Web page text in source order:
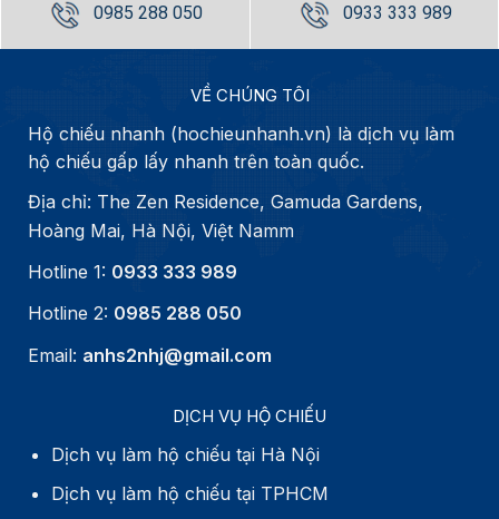
0985 288 050 0933 333 989
VỀ CHÚNG TÔI
Hộ chiếu nhanh (hochieunhanh.vn) là dịch vụ làm
hộ chiếu gấp lấy nhanh trên toàn quốc.
Địa chỉ: The Zen Residence, Gamuda Gardens,
Hoàng Mai, Hà Nội, Việt Namm
Hotline 1: 0933 333 989
Hotline 2: 0985 288 050
Email: anhs2nhj@gmail.com
DỊCH VỤ HỘ CHIẾU
Dịch vụ làm hộ chiếu tại Hà Nội
Dịch vụ làm hộ chiếu tại TPHCM